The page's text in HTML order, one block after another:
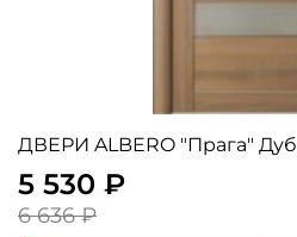
ДВЕРИ ALBERO "Прага"
5 530 ₽
6 636 ₽